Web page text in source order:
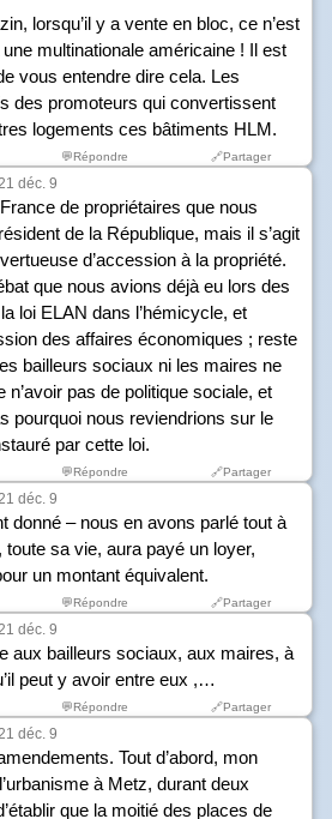
lorsqu’il y a vente en bloc, ce n’est
multinationale américaine ! Il est
vous entendre dire cela. Les
des promoteurs qui convertissent
logements ces bâtiments HLM.
💬Répondre 🔗Partager
déc. 9
de propriétaires que nous
de la République, mais il s’agit
d’accession à la propriété.
que nous avions déjà eu lors des
loi ELAN dans l’hémicycle, et
des affaires économiques ; reste
bailleurs sociaux ni les maires ne
pas de politique sociale, et
pourquoi nous reviendrions sur le
par cette loi.
💬Répondre 🔗Partager
déc. 9
donné – nous en avons parlé tout à
toute sa vie, aura payé un loyer,
un montant équivalent.
💬Répondre 🔗Partager
déc. 9
aux bailleurs sociaux, aux maires, à
peut y avoir entre eux ,…
💬Répondre 🔗Partager
déc. 9
Tout d’abord, mon
à Metz, durant deux
que la moitié des places de